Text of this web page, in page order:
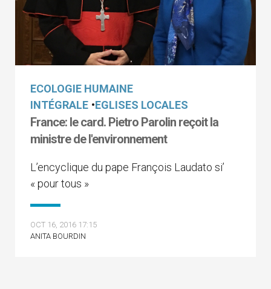
ECOLOGIE HUMAINE
INTÉGRALE •EGLISES LOCALES
France: le card. Pietro Parolin reçoit la
ministre de l'environnement
L’encyclique du pape François Laudato si’
« pour tous »
OCT 16, 2016 17:15
ANITA BOURDIN